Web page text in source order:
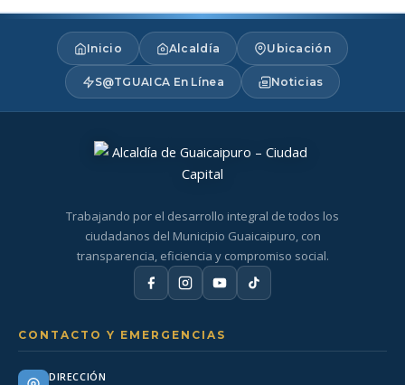
Inicio Alcaldía Ubicación
S@TGUAICA En Línea Noticias
Trabajando por el desarrollo integral de todos los
ciudadanos del Municipio Guaicaipuro, con
transparencia, eficiencia y compromiso social.
CONTACTO Y EMERGENCIAS
DIRECCIÓN